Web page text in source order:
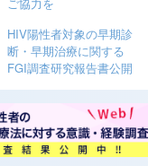
HIV陽性者対象の早期診
断・早期治療に関する
FGI調査研究報告書公開